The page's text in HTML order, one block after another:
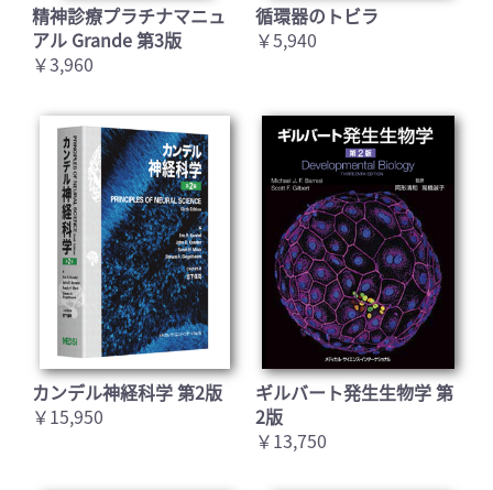
精神診療プラチナマニュ
アル Grande 第3版
￥3,960
循環器のトビラ
￥5,940
カンデル神経科学 第2版
￥15,950
ギルバート発生生物学 第
2版
￥13,750